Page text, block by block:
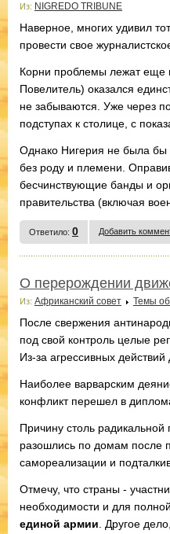
Из: NIGREDO TRIBUNE
Наверное, многих удивил
провести свое
Корни проблемы лежат еще
Повелитель) оказался
не забываются. Уже через
подступах к столице, с
Однако Нигерия не была бы
без роду и племени.
бесчинствующие банды и
правительства (включая
Ответило: 0 Добавить
О перерождении
Из: Африканский совет Темы
После свержения
под свой контроль целые
Из-за агрессивных
Наиболее варварским
конфликт перешел в
Причину столь
разошлись по домам после
самореализации и
Отмечу, что страны -
необходимости и для
единой армии . Другое